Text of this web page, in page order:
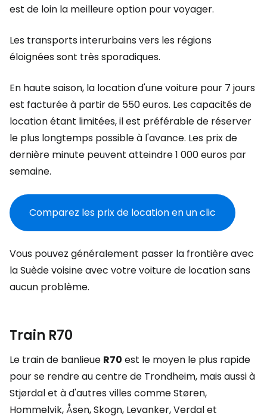
est de loin la meilleure option pour voyager.
Les transports interurbains vers les régions
éloignées sont très sporadiques.
En haute saison, la location d'une voiture pour 7 jours
est facturée à partir de 550 euros. Les capacités de
location étant limitées, il est préférable de réserver
le plus longtemps possible à l'avance. Les prix de
dernière minute peuvent atteindre 1 000 euros par
semaine.
Comparez les prix de location en un clic
Vous pouvez généralement passer la frontière avec
la Suède voisine avec votre voiture de location sans
aucun problème.
Train R70
Le train de banlieue R70 est le moyen le plus rapide
pour se rendre au centre de Trondheim, mais aussi à
Stjørdal et à d'autres villes comme Støren,
Hommelvik, Åsen, Skogn, Levanker, Verdal et